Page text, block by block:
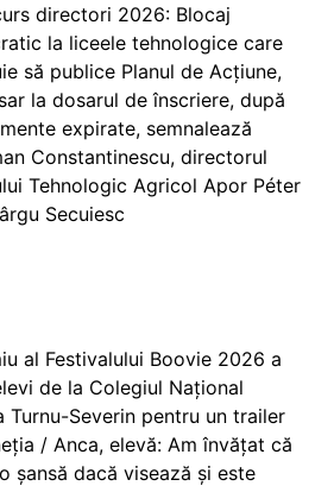
directori 2026: Blocaj
la liceele tehnologice care
să publice Planul de Acțiune,
la dosarul de înscriere, după
expirate, semnalează
Constantinescu, directorul
Tehnologic Agricol Apor Péter
Secuiesc
al Festivalului Boovie 2026 a
de la Colegiul Național
Turnu-Severin pentru un trailer
/ Anca, elevă: Am învățat că
șansă dacă visează și este